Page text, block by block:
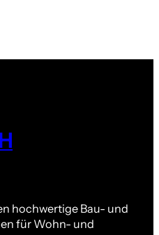
hochwertige Bau- und
für Wohn- und